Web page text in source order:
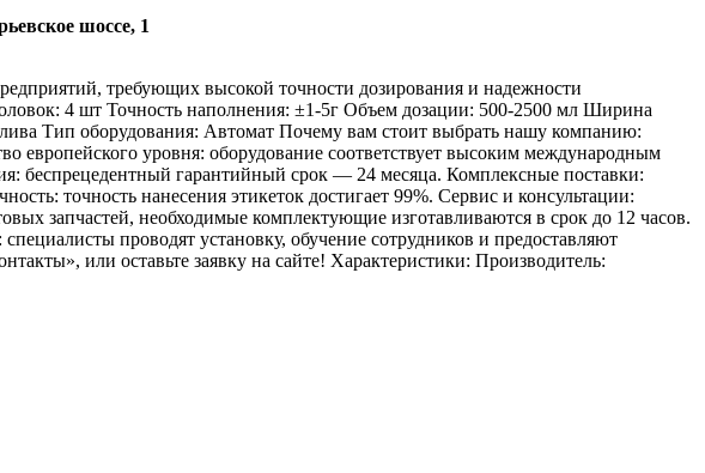
шоссе, 1
требующих высокой точности дозирования и надежности
4 шт Точность наполнения: ±1-5г Объем дозации: 500-2500 мл Ширина
Тип оборудования: Автомат Почему вам стоит выбрать нашу компанию:
европейского уровня: оборудование соответствует высоким международным
беспрецедентный гарантийный срок — 24 месяца. Комплексные поставки:
точность нанесения этикеток достигает 99%. Сервис и консультации:
запчастей, необходимые комплектующие изготавливаются в срок до 12 часов.
проводят установку, обучение сотрудников и предоставляют
или оставьте заявку на сайте! Характеристики: Производитель: